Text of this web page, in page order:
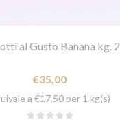
al Gusto Banana kg. 2
€35,00
a €17,50 per 1 kg(s)